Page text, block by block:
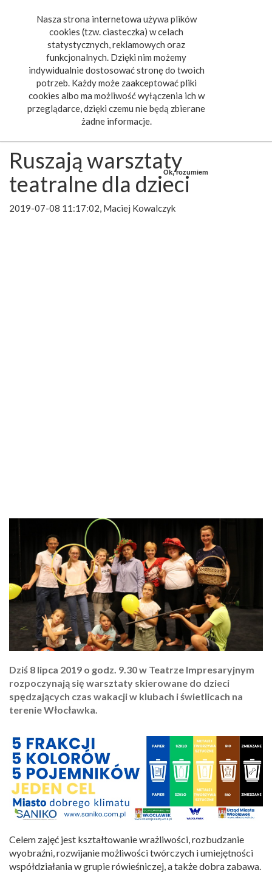
Nasza strona internetowa używa plików
cookies (tzw. ciasteczka) w celach
statystycznych, reklamowych oraz
funkcjonalnych. Dzięki nim możemy
indywidualnie dostosować stronę do twoich
potrzeb. Każdy może zaakceptować pliki
cookies albo ma możliwość wyłączenia ich w
przeglądarce, dzięki czemu nie będą zbierane
żadne informacje.
Ok, rozumiem
Ruszają warsztaty
teatralne dla dzieci
2019-07-08 11:17:02, Maciej Kowalczyk
Dziś 8 lipca 2019 o godz. 9.30 w Teatrze Impresaryjnym
rozpoczynają się warsztaty skierowane do dzieci
spędzających czas wakacji w klubach i świetlicach na
terenie Włocławka.
Celem zajęć jest kształtowanie wrażliwości, rozbudzanie
wyobraźni, rozwijanie możliwości twórczych i umiejętności
współdziałania w grupie rówieśniczej, a także dobra zabawa.